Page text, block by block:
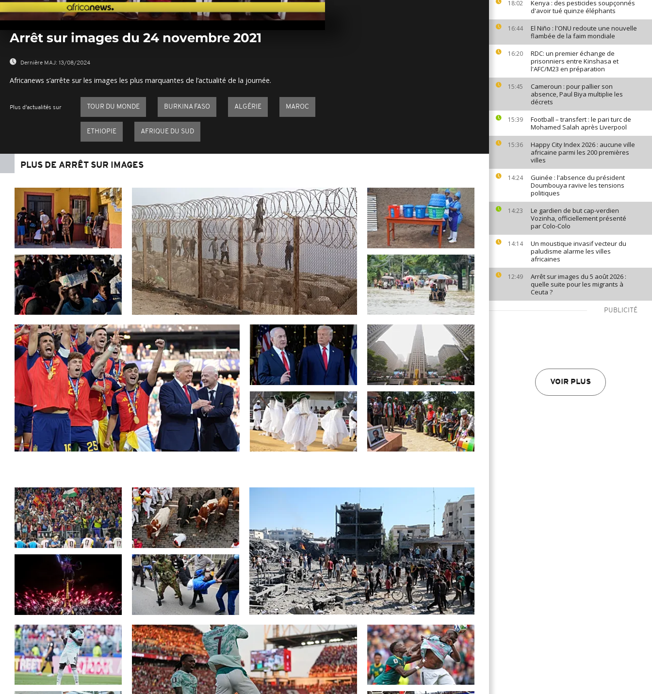
18:02
Kenya : des pesticides soupçonnés
d'avoir tué quinze éléphants
16:44
El Niño : l'ONU redoute une nouvelle
flambée de la faim mondiale
16:20
RDC: un premier échange de
prisonniers entre Kinshasa et
l'AFC/M23 en préparation
15:45
Cameroun : pour pallier son
absence, Paul Biya multiplie les
décrets
15:39
Football – transfert : le pari turc de
Mohamed Salah après Liverpool
15:36
Happy City Index 2026 : aucune ville
africaine parmi les 200 premières
villes
14:24
Guinée : l'absence du président
Doumbouya ravive les tensions
politiques
14:23
Le gardien de but cap-verdien
Vozinha, officiellement présenté
par Colo-Colo
14:14
Un moustique invasif vecteur du
paludisme alarme les villes
africaines
12:49
Arrêt sur images du 5 août 2026 :
quelle suite pour les migrants à
Ceuta ?
PUBLICITÉ
VOIR PLUS
seconds
0%
Arrêt sur images du 24 novembre 2021
Dernière MAJ: 13/08/2024
Africanews s’arrête sur les images les plus marquantes de l’actualité de la journée.
Plus d'actualités sur TOUR DU MONDE BURKINA FASO ALGÉRIE MAROC
ETHIOPIE AFRIQUE DU SUD
PLUS DE ARRÊT SUR IMAGES